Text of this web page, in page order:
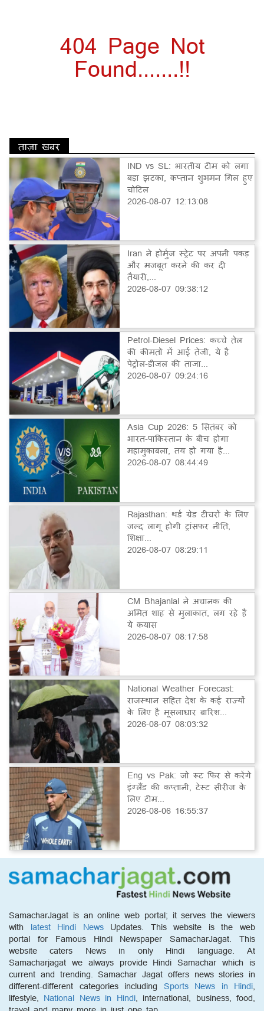
404 Page Not
Found.......!!
ताज़ा खबर
IND vs SL: भारतीय टीम को लगा
बड़ा झटका, कप्तान शुभमन गिल हुए
चोटिल
2026-08-07 12:13:08
Iran ने होर्मुज स्ट्रेट पर अपनी पकड़
और मजबूत करने की कर दी
तैयारी,...
2026-08-07 09:38:12
Petrol-Diesel Prices: कच्चे तेल
की कीमतों में आई तेजी, ये है
पेट्रोल-डीजल की ताजा...
2026-08-07 09:24:16
Asia Cup 2026: 5 सितंबर को
भारत-पाकिस्तान के बीच होगा
महामुकाबला, तय हो गया है...
2026-08-07 08:44:49
Rajasthan: थर्ड ग्रेड टीचरों के लिए
जल्द लागू होगी ट्रांसफर नीति,
शिक्षा...
2026-08-07 08:29:11
CM Bhajanlal ने अचानक की
अमित शाह से मुलाकात, लग रहे हैं
ये कयास
2026-08-07 08:17:58
National Weather Forecast:
राजस्थान सहित देश के कई राज्यों
के लिए है मूसलाधार बारिश...
2026-08-07 08:03:32
Eng vs Pak: जो रूट फिर से करेंगे
इंग्लैंड की कप्तानी, टेस्ट सीरीज के
लिए टीम...
2026-08-06 16:55:37
SamacharJagat is an online web portal; it serves the viewers
with latest Hindi NewsUpdates. This website is the web
portal for Famous Hindi Newspaper SamacharJagat. This
website caters News in only Hindi language. At
Samacharjagat we always provide Hindi Samachar which is
current and trending. Samachar Jagat offers news stories in
different-different categories including Sports News in Hindi,
lifestyle, National News in Hindi, international, business, food,